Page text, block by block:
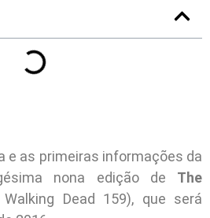
e as primeiras informações da
nona edição de The
Dead 159), que será